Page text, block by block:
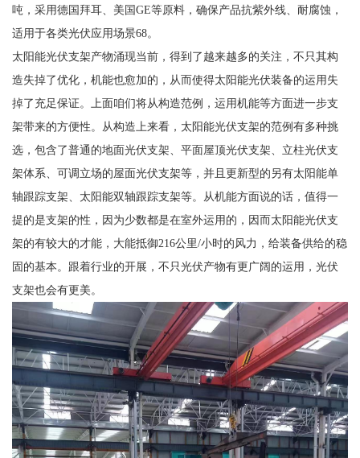
吨，采用德国拜耳、美国GE等原料，确保产品抗紫外线、耐腐蚀，
适用于各类光伏应用场景68。
太阳能光伏支架产物涌现当前，得到了越来越多的关注，不只其构
造失掉了优化，机能也愈加的，从而使得太阳能光伏装备的运用失
掉了充足保证。上面咱们将从构造范例，运用机能等方面进一步支
架带来的方便性。从构造上来看，太阳能光伏支架的范例有多种挑
选，包含了普通的地面光伏支架、平面屋顶光伏支架、立柱光伏支
架体系、可调立场的屋面光伏支架等，并且更新型的另有太阳能单
轴跟踪支架、太阳能双轴跟踪支架等。从机能方面说的话，值得一
提的是支架的性，因为少数都是在室外运用的，因而太阳能光伏支
架的有较大的才能，大能抵御216公里/小时的风力，给装备供给的稳
固的基本。跟着行业的开展，不只光伏产物有更广阔的运用，光伏
支架也会有更美。